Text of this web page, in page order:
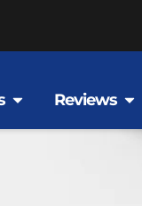
Reviews